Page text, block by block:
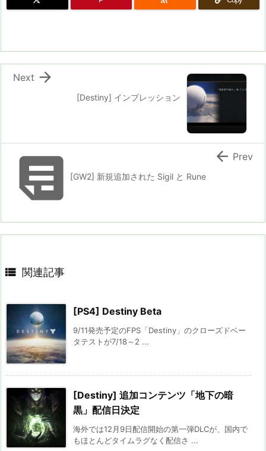
[Destiny] インプレッション

Next
[GW2] 新規追加された Sigil と Rune
 Prev
 関連記事
[PS4] Destiny Beta
9/11発売予定のFPS「Destiny」のクローズドベー
タテストが7/18～2 ...
[Destiny] 追加コンテンツ「地下の暗
黒」配信日決定
海外では12月9日配信開始の第一弾DLCが、国内で
もほとんどタイムラグなく配信さ ...